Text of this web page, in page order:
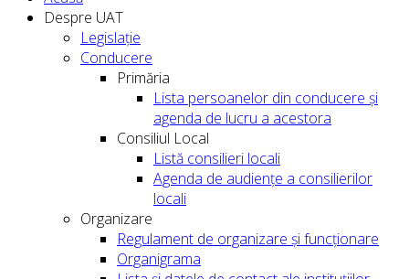
Despre UAT
Legislație
Conducere
Primăria
Lista persoanelor din conducere şi
agenda de lucru a acestora
Consiliul Local
Listă consilieri locali
Agenda de audiențe a consilierilor
locali
Organizare
Regulament de organizare și funcționare
Organigrama